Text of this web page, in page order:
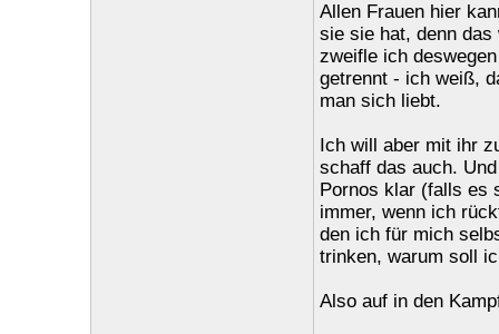
Allen Frauen hier
sie sie hat, denn
zweifle ich
getrennt - ich weiß,
man sich liebt.
Ich will aber mit ihr
schaff das auch.
Pornos klar (falls es
immer, wenn ich
den ich für mich
trinken, warum soll
Also auf in den